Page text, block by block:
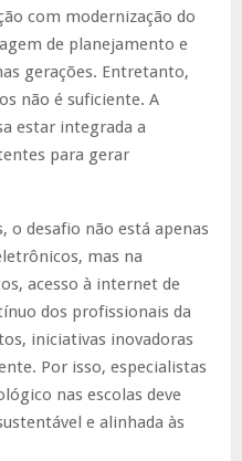
com modernização do
de planejamento e
gerações. Entretanto,
não é suficiente. A
estar integrada a
para gerar
o desafio não está apenas
mas na
acesso à internet de
dos profissionais da
iniciativas inovadoras
Por isso, especialistas
nas escolas deve
e alinhada às